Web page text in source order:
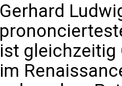
Gerhard
ist gleichzeitig
im